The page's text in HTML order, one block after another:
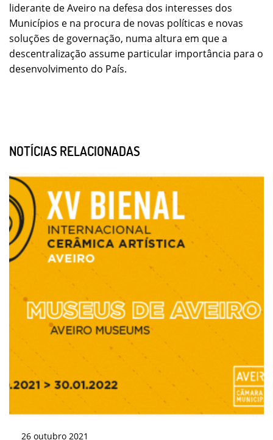
liderante de Aveiro na defesa dos interesses dos
Municípios e na procura de novas políticas e novas
soluções de governação, numa altura em que a
descentralização assume particular importância para o
desenvolvimento do País.
NOTÍCIAS RELACIONADAS
26 outubro 2021